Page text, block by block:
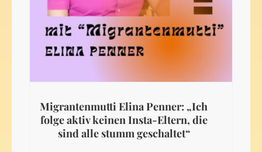
Migrantenmutti Elina Penner: „Ich
folge aktiv keinen Insta-Eltern, die
sind alle stumm geschaltet“